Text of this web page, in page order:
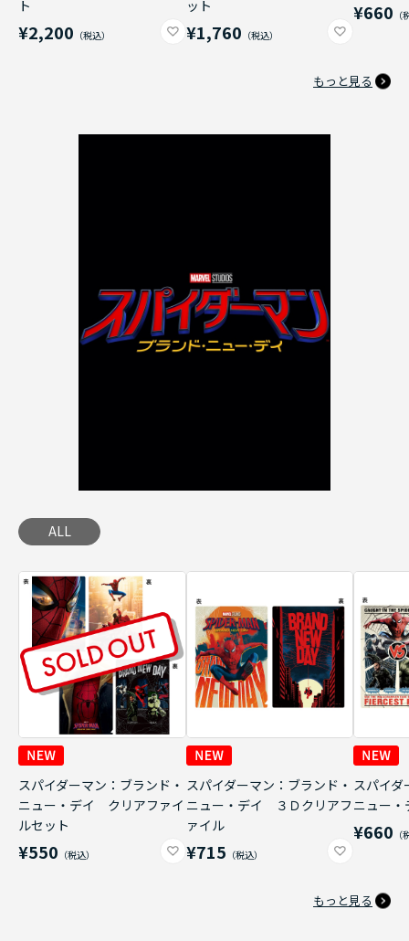
ト
¥2,200
ット
¥1,760
¥660
もっと見る
ALL
スパイダーマン：ブランド・
ニュー・デイ クリアファイ
ルセット
¥550
スパイダーマン：ブランド・
ニュー・デイ ３Ｄクリアフ
ァイル
¥715
スパイダ
ニュー
¥660
もっと見る